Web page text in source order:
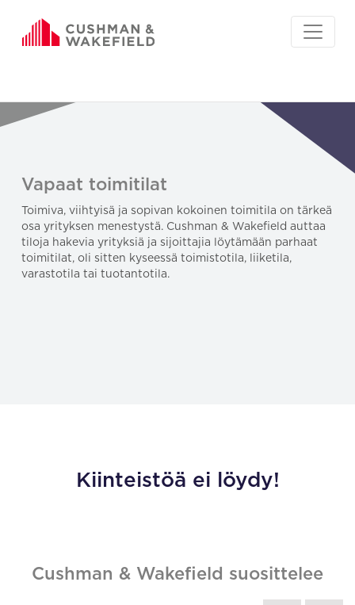
Vapaat toimitilat
Toimiva, viihtyisä ja sopivan kokoinen toimitila on tärkeä
osa yrityksen menestystä. Cushman & Wakefield auttaa
tiloja hakevia yrityksiä ja sijoittajia löytämään parhaat
toimitilat, oli sitten kyseessä toimistotila, liiketila,
varastotila tai tuotantotila.
Kiinteistöä ei löydy!
Cushman & Wakefield suosittelee